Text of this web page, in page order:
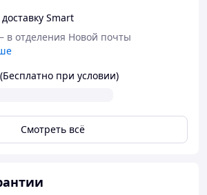
изготовлен специально для
идеально поддерживает
pH баланс и не вызывает
нежной коже.
полностью натурален. Не
Smart
в отделения Новой почты
при условии)
Смотреть всё